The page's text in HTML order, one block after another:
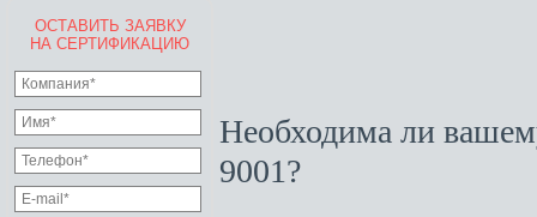
ОСТАВИТЬ ЗАЯВКУ
НА СЕРТИФИКАЦИЮ
Необходима ли
9001?